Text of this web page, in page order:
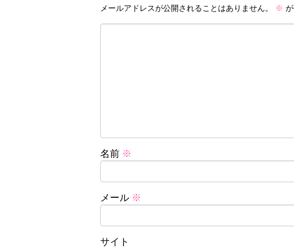
メールアドレスが公開されることはありません。 ※
名前 ※
メール ※
サイト